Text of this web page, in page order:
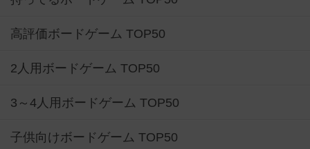
高評価ボードゲーム TOP50
2人用ボードゲーム TOP50
3～4人用ボードゲーム TOP50
子供向けボードゲーム TOP50